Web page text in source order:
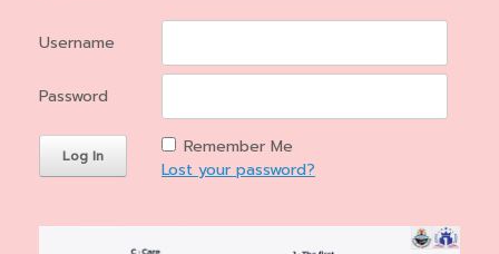
Username
Password
Remember Me
Lost your password?